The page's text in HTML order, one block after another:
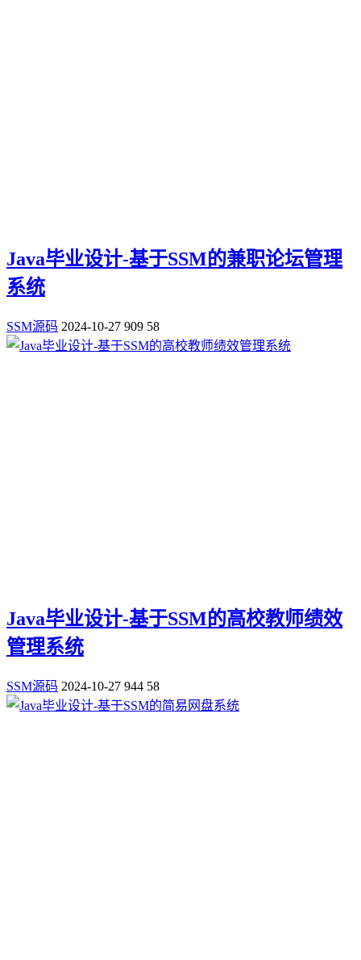
Java毕业设计-基于SSM的兼职论坛管理
系统
SSM源码 2024-10-27 909 58
Java毕业设计-基于SSM的高校教师绩效
管理系统
SSM源码 2024-10-27 944 58